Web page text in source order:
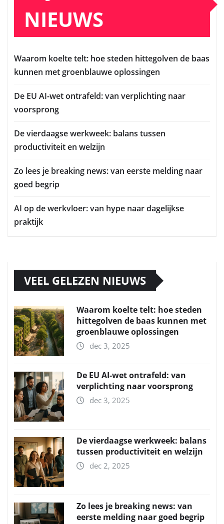
NIEUWS
Waarom koelte telt: hoe steden hittegolven de baas
kunnen met groenblauwe oplossingen
De EU AI-wet ontrafeld: van verplichting naar
voorsprong
De vierdaagse werkweek: balans tussen
productiviteit en welzijn
Zo lees je breaking news: van eerste melding naar
goed begrip
AI op de werkvloer: van hype naar dagelijkse
praktijk
VEEL GELEZEN NIEUWS
Waarom koelte telt: hoe steden
hittegolven de baas kunnen met
groenblauwe oplossingen
dec 3, 2025
De EU AI-wet ontrafeld: van
verplichting naar voorsprong
dec 3, 2025
De vierdaagse werkweek: balans
tussen productiviteit en welzijn
dec 2, 2025
Zo lees je breaking news: van
eerste melding naar goed begrip